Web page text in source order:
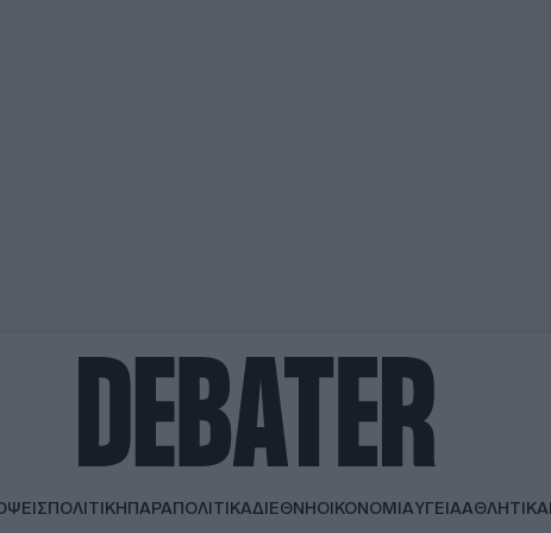
ΠΟΛΙΤΙΚΗΠΑΡΑΠΟΛΙΤΙΚΑΔΙΕΘΝΗΟΙΚΟΝΟΜΙΑΥΓΕΙΑΑΘΛΗΤΙΚΑ